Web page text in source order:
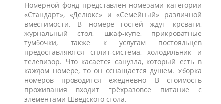
Номерной фонд представлен номерами категории
«Стандарт», «Делюкс» и «Семейный» различной
вместимости. В номере гостей ждут кровати,
журнальный стол, шкаф-купе, прикроватные
тумбочки, также к услугам постояльцев
предоставляются сплит-система, холодильник и
телевизор. Что касается санузла, который есть в
каждом номере, то он оснащается душем. Уборка
номеров проводится ежедневно. В стоимость
проживания входит трёхразовое питание с
элементами Шведского стола.